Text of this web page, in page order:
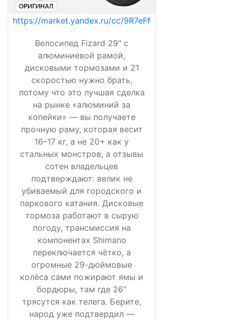
https://market.yandex.ru/cc/9R7eFf
Велосипед Fizard 29" с
алюминиевой рамой,
дисковыми тормозами и 21
скоростью нужно брать,
потому что это лучшая сделка
на рынке «алюминий за
копейки» — вы получаете
прочную раму, которая весит
16–17 кг, а не 20+ как у
стальных монстров, а отзывы
сотен владельцев
подтверждают: велик не
убиваемый для городского и
паркового катания. Дисковые
тормоза работают в сырую
погоду, трансмиссия на
компонентах Shimano
переключается чётко, а
огромные 29-дюймовые
колёса сами пожирают ямы и
бордюры, там где 26"
трясутся как телега. Берите,
народ уже подтвердил —